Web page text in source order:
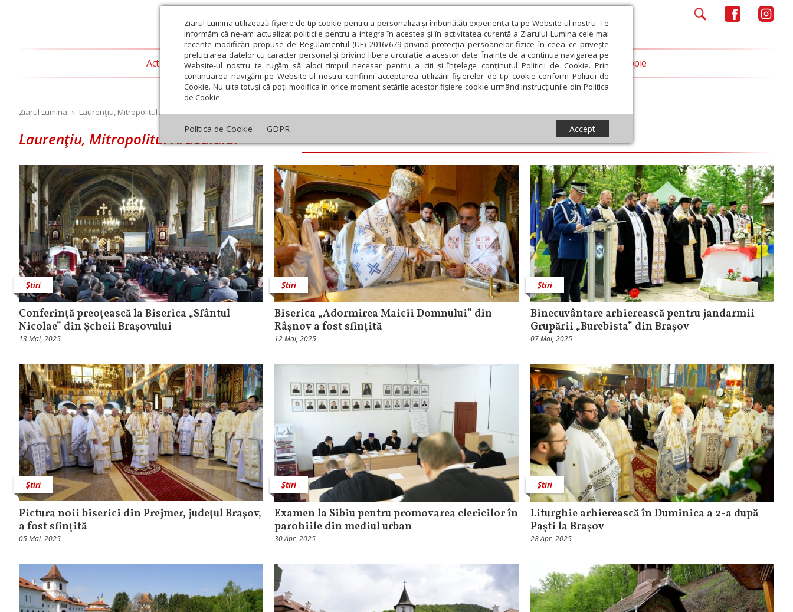
Ziarul Lumina utilizează fişiere de tip cookie pentru a personaliza și îmbunătăți experiența ta pe Website-ul nostru. Te
informăm că ne-am actualizat politicile pentru a integra în acestea și în activitatea curentă a Ziarului Lumina cele mai
recente modificări propuse de Regulamentul (UE) 2016/679 privind protecția persoanelor fizice în ceea ce privește
prelucrarea datelor cu caracter personal și privind libera circulație a acestor date. Înainte de a continua navigarea pe
Website-ul nostru te rugăm să aloci timpul necesar pentru a citi și înțelege conținutul Politicii de Cookie. Prin
continuarea navigării pe Website-ul nostru confirmi acceptarea utilizării fişierelor de tip cookie conform Politicii de
Cookie. Nu uita totuși că poți modifica în orice moment setările acestor fişiere cookie urmând instrucțiunile din Politica
de Cookie.
Politica de Cookie GDPR Accept
Actualitate religioasă Teologie și spiritualitate Educaţie și Cultură Societate Opinii Filantropie
Ziarul Lumina › Laurenţiu, Mitropolitul Ardealului
Laurenţiu, Mitropolitul Ardealului
Știri
Conferinţă preoţească la Biserica „Sfântul
Nicolae” din Şcheii Braşovului
13 Mai, 2025
Știri
Biserica „Adormirea Maicii Domnului” din
Râşnov a fost sfinţită
12 Mai, 2025
Știri
Binecuvântare arhierească pentru jandarmii
Grupării „Burebista” din Braşov
07 Mai, 2025
Știri
Pictura noii biserici din Prejmer, judeţul Braşov,
a fost sfinţită
05 Mai, 2025
Știri
Examen la Sibiu pentru promovarea clericilor în
parohiile din mediul urban
30 Apr, 2025
Știri
Liturghie arhierească în Duminica a 2-a după
Paşti la Braşov
28 Apr, 2025